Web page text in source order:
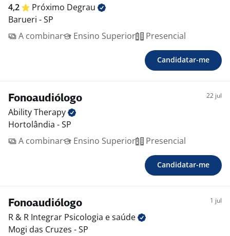
4,2 Próximo Degrau
Barueri - SP
A combinar
Ensino Superior Presencial
Candidatar-me
Fonoaudiólogo 22 jul
AbilityTherapy
Hortolândia - SP
A combinar
Ensino Superior Presencial
Candidatar-me
Fonoaudiólogo 1 jul
R & R Integrar Psicologia esaúde
Mogi das Cruzes - SP